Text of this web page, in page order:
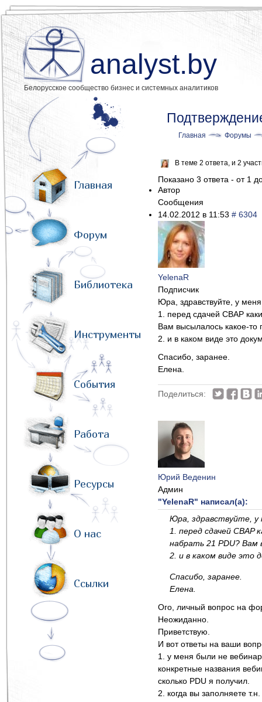
analyst.by
Белорусское сообщество бизнес и системных аналитиков
Главная
Форум
Библиотека
Инструменты
События
Работа
Ресурсы
О нас
Ссылки
Главная Форумы
В теме 2 ответа, и 2
Показано 3 ответа - от 1
Автор
Сообщения
14.02.2012 в 11:53 # 6304
YelenaR
Подписчик
Юра, здравствуйте, у
1. перед сдачей CBAP
Вам высылалось какое-то
2. и в каком виде это
Спасибо, заранее.
Елена.
Поделиться:
Юрий Веденин
Админ
"YelenaR" написал(а):
Юра, здравствуйте, у
1. перед сдачей
набрать 21 PDU? Вам
2. и в каком виде это
Спасибо, заранее.
Елена.
Ого, личный вопрос на
Неожиданно.
Приветствую.
И вот ответы на ваши
1. у меня были не
конкретные названия
сколько PDU я получил.
2. когда вы заполняете